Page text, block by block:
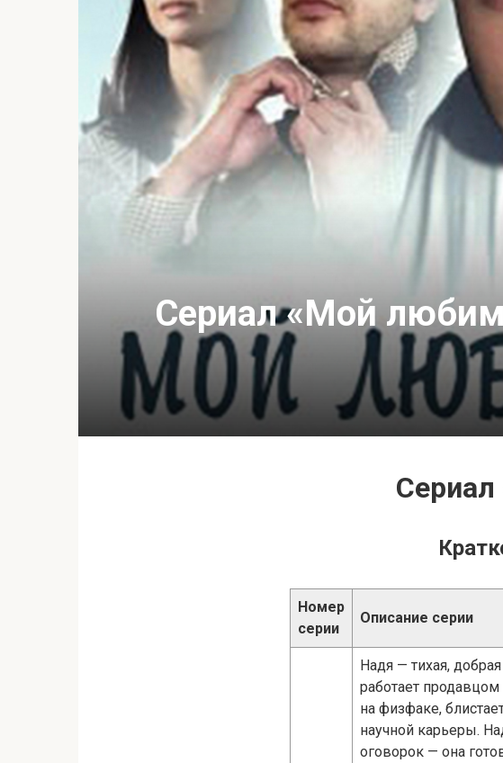
Сериал «Мой
Номер
серии
Описание серии
Надя — тихая,
работает
на физфаке,
научной карьеры.
оговорок — она